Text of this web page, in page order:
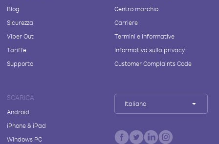
Blog
Sicurezza
Viber Out
Tariffe
Supporto
Centro marchio
Carriere
Termini e informative
Informativa sulla privacy
Customer Complaints Code
SCARICA
Android
iPhone & iPad
Windows PC
Italiano